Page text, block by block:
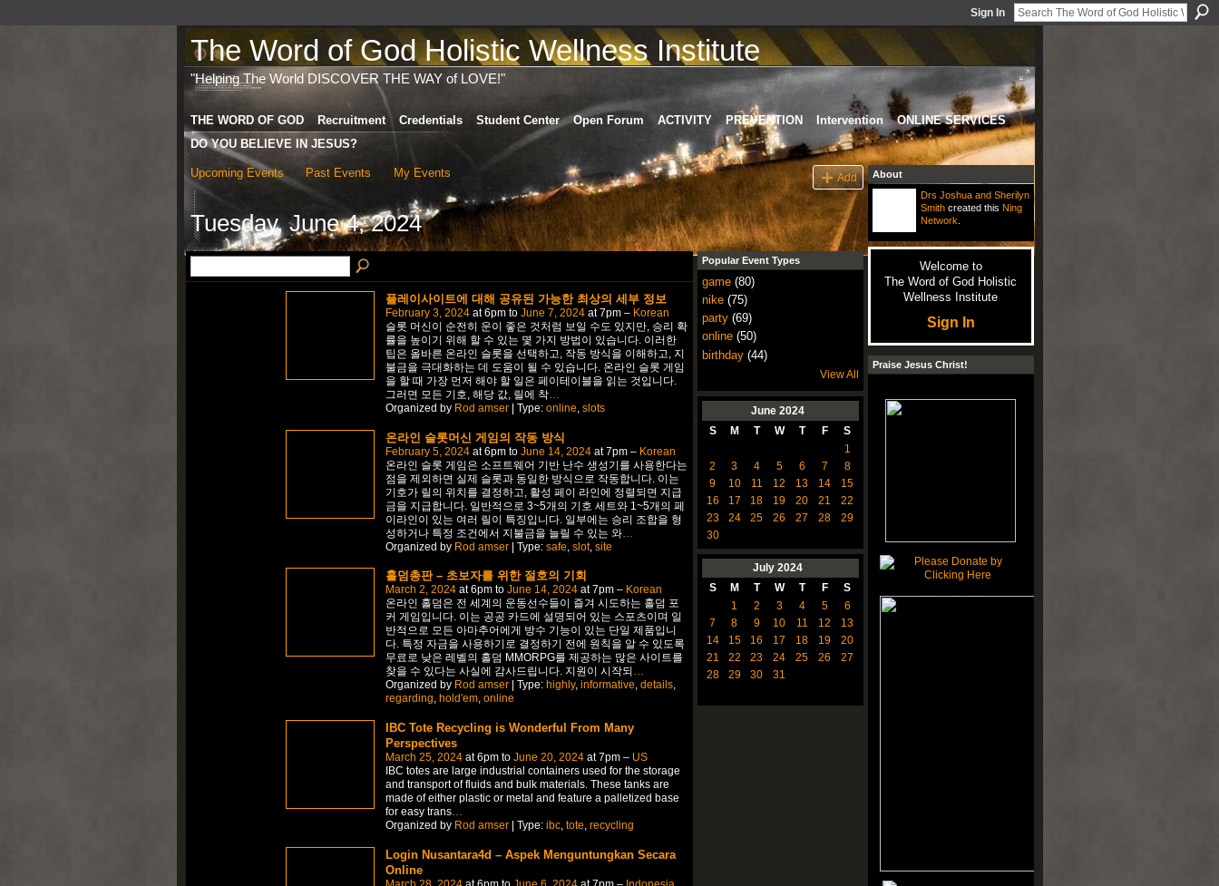
Sign In
The Word of God Holistic Wellness Institute
"Helping The World DISCOVER THE WAY of LOVE!"
THE WORD OF GOD Recruitment Credentials Student Center Open Forum ACTIVITY PREVENTION Intervention
ONLINE SERVICES
DO YOU BELIEVE IN JESUS?
Upcoming Events Past Events My Events Add
Tuesday, June 4, 2024
플레이사이트에 대해 공유된 가능한 최상의 세부 정보
February 3, 2024at 6pm to June 7, 2024at 7pm – Korean
슬롯 머신이 순전히 운이 좋은 것처럼 보일 수도 있지만, 승리 확
률을 높이기 위해 할 수 있는 몇 가지 방법이 있습니다. 이러한
팁은 올바른 온라인 슬롯을 선택하고, 작동 방식을 이해하고, 지
불금을 극대화하는 데 도움이 될 수 있습니다. 온라인 슬롯 게임
을 할 때 가장 먼저 해야 할 일은 페이테이블을 읽는 것입니다.
그러면 모든 기호, 해당 값, 릴에 착…
Organized by Rod amser| Type: online, slots
온라인 슬롯머신 게임의 작동 방식
February 5, 2024at 6pm to June 14, 2024at 7pm – Korean
온라인 슬롯 게임은 소프트웨어 기반 난수 생성기를 사용한다는
점을 제외하면 실제 슬롯과 동일한 방식으로 작동합니다. 이는
기호가 릴의 위치를 결정하고, 활성 페이 라인에 정렬되면 지급
금을 지급합니다. 일반적으로 3~5개의 기호 세트와 1~5개의 페
이라인이 있는 여러 릴이 특징입니다. 일부에는 승리 조합을 형
성하거나 특정 조건에서 지불금을 늘릴 수 있는 와…
Organized by Rod amser| Type: safe slot, site
홀덤총판 – 초보자를 위한 절호의 기회
March 2, 2024at 6pm to June 14, 2024at 7pm – Korean
온라인 홀덤은 전 세계의 운동선수들이 즐겨 시도하는 홀덤 포
커 게임입니다. 이는 공공 카드에 설명되어 있는 스포츠이며 일
반적으로 모든 아마추어에게 방수 기능이 있는 단일 제품입니
다. 특정 자금을 사용하기로 결정하기 전에 원칙을 알 수 있도록
무료로 낮은 레벨의 홀덤 MMORPG를 제공하는 많은 사이트를
찾을 수 있다는 사실에 감사드립니다. 지원이 시작되 …
Organized by Rod amser| Type: highly, informative, details,
regarding, hold'em, online
IBC Tote Recycling is Wonderful From Many
Perspectives
March 25, 2024at 6pm to June 20, 2024at 7pm – US
IBC totes are large industrial containers used for the storage
and transport of fluids and bulk materials. These tanks are
made of either plastic or metal and feature a palletized base
for easy trans…
Organized by Rod amser| Type: ibc, tote, recycling
Login Nusantara4d – Aspek Menguntungkan Secara
Online
Popular Event Types
game(80)
nike(75)
party(69)
online(50)
birthday(44)
View All
June 2024
S
M T W T F
S
1
2
3 4 5 6 7
8
9
10 11 12 13 14
15
16
17 18 19 20 21
22
23
24 25 26 27 28
29
30
July 2024
S
M T W T F
S
1
2 3 4 5
6
7
8 9 10 11 12
13
14
15 16 17 18 19
20
21
22 23 24 25 26
27
28
29 30 31
About
Drs Joshua and Sherilyn
Smithcreated this Ning
Network
Welcome to
The Word of God Holistic
Wellness Institute
Sign In
Praise Jesus Christ!